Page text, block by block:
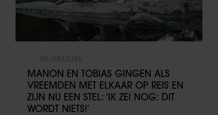
MANON EN TOBIAS GINGEN ALS
VREEMDEN MET ELKAAR OP REIS EN
ZIJN NU EEN STEL: ‘IK ZEI NOG: DIT
WORDT NIETS!’